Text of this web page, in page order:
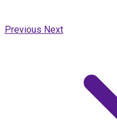
Previous Next